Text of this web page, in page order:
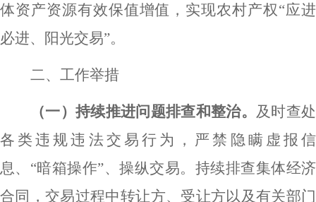
体资产资源有效保值增值，实现农村产权“应进
必进、阳光交易”。
二、工作举措
（一）持续推进问题排查和整治。 及时查处
各类违规违法交易行为，严禁隐瞒虚报信
息、 “暗箱操作”、操纵交易。持续排查集体经济
合同，交易过程中转让方、受让方以及有关部门